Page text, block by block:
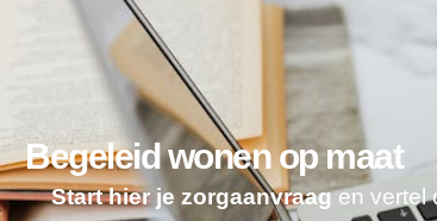
Begeleid wonen op maat
Start hier je zorgaanvraagen vertel